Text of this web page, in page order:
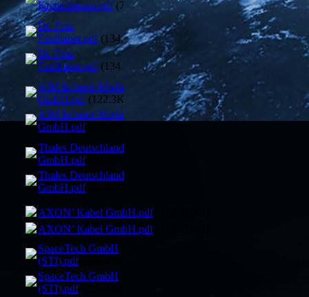
Kretschmann.pdf(75.09KB)
Dr. Fritz
Faulhaber.pdf(134.51KB)
Dr. Fritz
Faulhaber.pdf(134.51KB)
AIM Infrarot-Module
GmbH.pdf(122.3KB)
AIM Infrarot-Module
GmbH.pdf(122.3KB)
Thales Deutschland
GmbH.pdf(70.93KB)
Thales Deutschland
GmbH.pdf(70.93KB)
AXON’ Kabel GmbH.pdf(132.37KB)
AXON’ Kabel GmbH.pdf(132.37KB)
SpaceTech GmbH
(STI).pdf(255.41KB)
SpaceTech GmbH
(STI).pdf(255.41KB)